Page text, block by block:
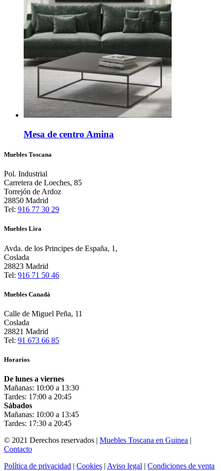
Mesa de centro Amina
Muebles Toscana
Pol. Industrial
Carretera de Loeches, 85
Torrejón de Ardoz
28850 Madrid
Tel: 916 77 30 29
Muebles Lira
Avda. de los Principes de España, 1,
Coslada
28823 Madrid
Tel: 916 71 50 46
Muebles Canadá
Calle de Miguel Peña, 11
Coslada
28821 Madrid
Tel: 91 673 66 85
Horarios
De lunes a viernes
Mañanas: 10:00 a 13:30
Tardes: 17:00 a 20:45
Sábados
Mañanas: 10:00 a 13:45
Tardes: 17:30 a 20:45
© 2021 Derechos reservados | Muebles Toscana en Guinea |
Contacto
Política de privacidad | Cookies | Aviso legal | Condiciones de venta